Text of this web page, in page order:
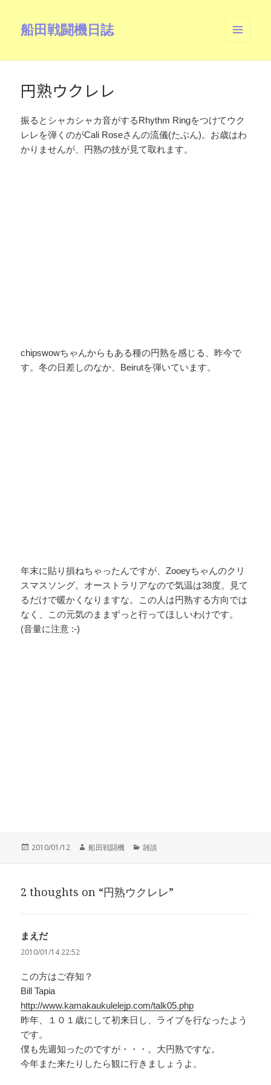
船田戦闘機日誌
ーとウ
円熟ウクレレ
振るとシャカシャカ音がするRhythm Ringをつけてウク
レレを弾くのがCali Roseさんの流儀(たぶん)。お歳はわ
かりませんが、円熟の技が見て取れます。
chipswowちゃんからもある種の円熟を感じる、昨今で
す。冬の日差しのなか、Beirutを弾いています。
年末に貼り損ねちゃったんですが、Zooeyちゃんのクリ
スマスソング。オーストラリアなので気温は38度。見て
るだけで暖かくなりますな。この人は円熟する方向では
なく、この元気のままずっと行ってほしいわけです。
(音量に注意 :-)
投
2010/01/12
作
船田戦闘機
カ
ー
雑談
2 thoughts on “円熟ウクレレ”
まえだよ
り:
2010/01/14 22:52
この方はご存知？
Bill Tapia
http://www.kamakaukulelejp.com/talk05.php
昨年、１０１歳にして初来日し、ライブを行なったよう
です。
僕も先週知ったのですが・・・。大円熟ですな。
今年また来たりしたら観に行きましょうよ。